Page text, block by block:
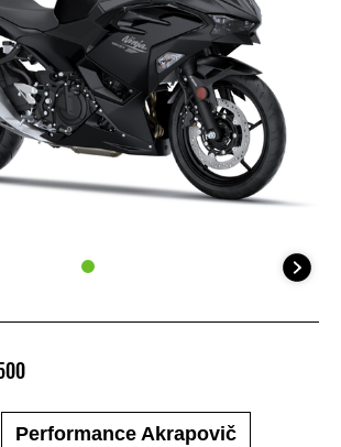
Performance Akrapovič